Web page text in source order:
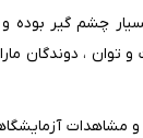
چشم گیر
مشاهدات